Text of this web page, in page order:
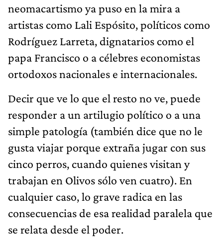
neomacartismo ya puso en la mira a
artistas como Lali Espósito, políticos como
Rodríguez Larreta, dignatarios como el
papa Francisco o a célebres economistas
ortodoxos nacionales e internacionales.
Decir que ve lo que el resto no ve, puede
responder a un artilugio político o a una
simple patología (también dice que no le
gusta viajar porque extraña jugar con sus
cinco perros, cuando quienes visitan y
trabajan en Olivos sólo ven cuatro). En
cualquier caso, lo grave radica en las
consecuencias de esa realidad paralela que
se relata desde el poder.